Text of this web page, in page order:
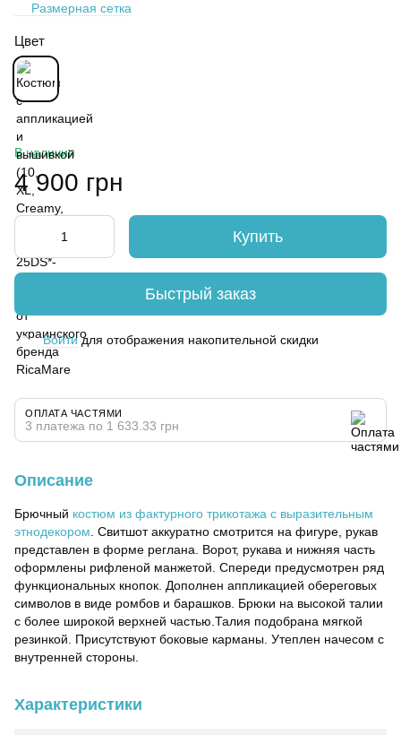
Размерная сетка
Цвет
В наличии
4 900 грн
Купить
Быстрый заказ
% Войтидля отображения накопительной скидки
ОПЛАТА ЧАСТЯМИ
3 платежа по 1 633.33 грн
Описание
Брючный костюм из фактурного трикотажа с выразительным
этнодекором . Свитшот аккуратно смотрится на фигуре, рукав
представлен в форме реглана. Ворот, рукава и нижняя часть
оформлены рифленой манжетой. Спереди предусмотрен ряд
функциональных кнопок. Дополнен аппликацией обереговых
символов в виде ромбов и барашков. Брюки на высокой талии
с более широкой верхней частью.Талия подобрана мягкой
резинкой. Присутствуют боковые карманы. Утеплен начесом с
внутренней стороны.
Характеристики